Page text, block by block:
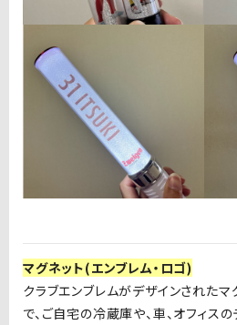
マグネット(エンブレム・ロゴ)
クラブエンブレムがデザインされたマ
で、ご自宅の冷蔵庫や、車、オフィス